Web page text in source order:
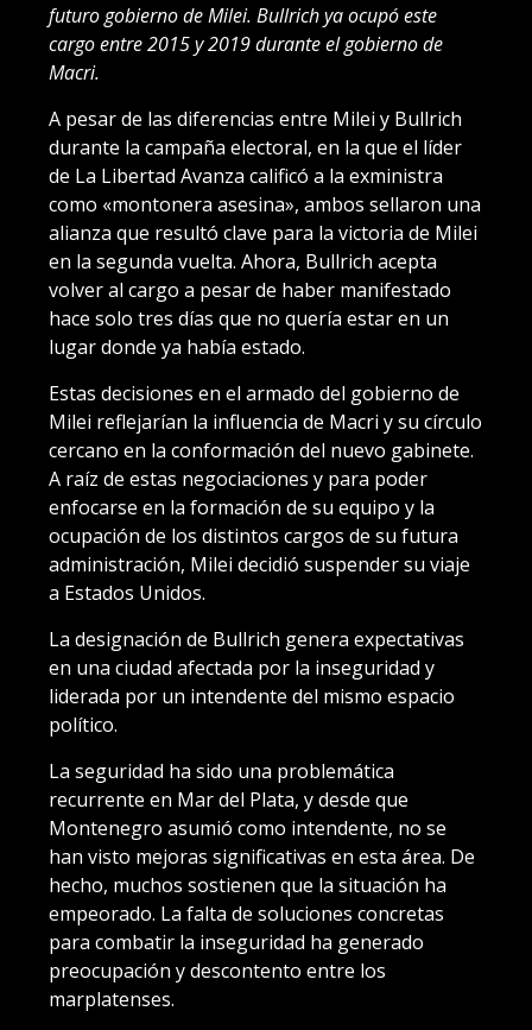
futuro gobierno de Milei. Bullrich ya ocupó este
cargo entre 2015 y 2019 durante el gobierno de
Macri.
A pesar de las diferencias entre Milei y Bullrich
durante la campaña electoral, en la que el líder
de La Libertad Avanza calificó a la exministra
como «montonera asesina», ambos sellaron una
alianza que resultó clave para la victoria de Milei
en la segunda vuelta. Ahora, Bullrich acepta
volver al cargo a pesar de haber manifestado
hace solo tres días que no quería estar en un
lugar donde ya había estado.
Estas decisiones en el armado del gobierno de
Milei reflejarían la influencia de Macri y su círculo
cercano en la conformación del nuevo gabinete.
A raíz de estas negociaciones y para poder
enfocarse en la formación de su equipo y la
ocupación de los distintos cargos de su futura
administración, Milei decidió suspender su viaje
a Estados Unidos.
La designación de Bullrich genera expectativas
en una ciudad afectada por la inseguridad y
liderada por un intendente del mismo espacio
político.
La seguridad ha sido una problemática
recurrente en Mar del Plata, y desde que
Montenegro asumió como intendente, no se
han visto mejoras significativas en esta área. De
hecho, muchos sostienen que la situación ha
empeorado. La falta de soluciones concretas
para combatir la inseguridad ha generado
preocupación y descontento entre los
marplatenses.